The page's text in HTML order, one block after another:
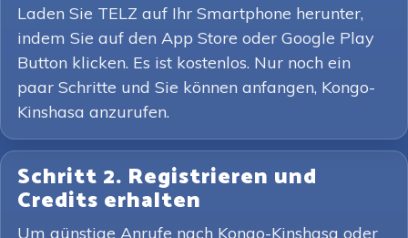
Laden Sie TELZ auf Ihr Smartphone herunter,
indem Sie auf den App Store oder Google Play
Button klicken. Es ist kostenlos. Nur noch ein
paar Schritte und Sie können anfangen, Kongo-
Kinshasa anzurufen.
Schritt 2. Registrieren und
Credits erhalten
Um günstige Anrufe nach Kongo-Kinshasa oder